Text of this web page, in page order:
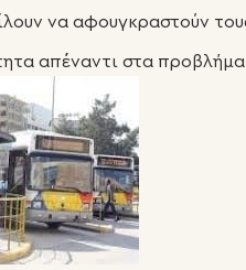
να αφουγκραστούν
απέναντι στα